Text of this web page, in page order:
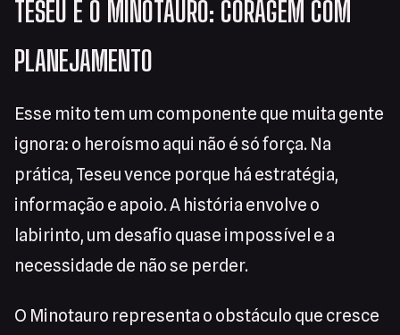
TESEU E O MINOTAURO: CORAGEM COM
PLANEJAMENTO
Esse mito tem um componente que muita gente
ignora: o heroísmo aqui não é só força. Na
prática, Teseu vence porque há estratégia,
informação e apoio. A história envolve o
labirinto, um desafio quase impossível e a
necessidade de não se perder.
O Minotauro representa o obstáculo que cresce